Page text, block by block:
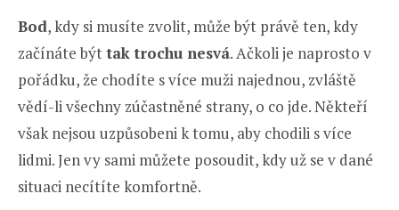
Bod, kdy si musíte zvolit, může být právě ten, kdy
začínáte býttak trochu nesvá. Ačkoli je naprosto v
pořádku, že chodíte s více muži najednou, zvláště
vědí-li všechny zúčastněné strany, o co jde. Někteří
však nejsou uzpůsobeni k tomu, aby chodili s více
lidmi. Jen vy sami můžete posoudit, kdy už se v dané
situaci necítíte komfortně.